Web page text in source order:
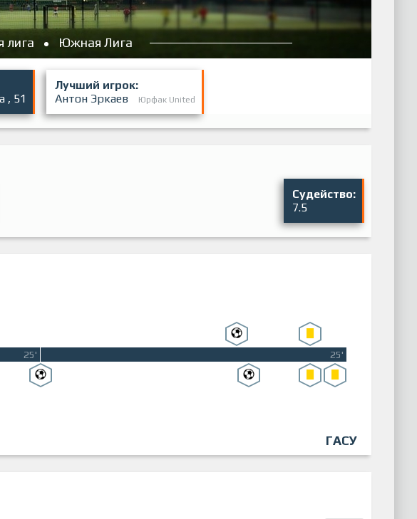
лига Южная Лига
, 51
Лучший игрок:
Антон Эркаев
Юрфак United
Судейство:
7.5
25' 25'
ГАСУ